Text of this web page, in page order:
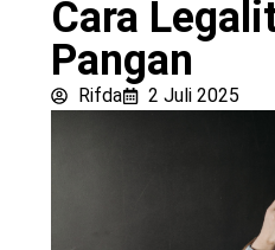
Cara
Pangan
Rifda 2 Juli 2025